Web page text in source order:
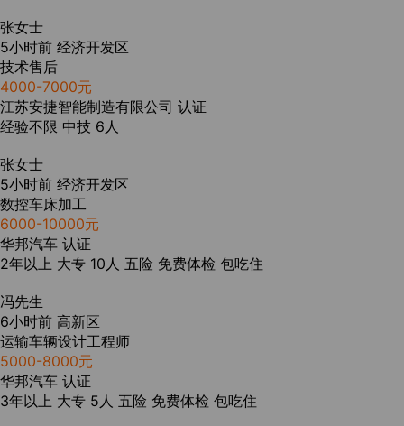
张女士
5小时前 经济开发区
技术售后
4000-7000元
江苏安捷智能制造有限公司 认证
经验不限 中技 6人
张女士
5小时前 经济开发区
数控车床加工
6000-10000元
华邦汽车 认证
2年以上 大专 10人 五险 免费体检 包吃住
冯先生
6小时前 高新区
运输车辆设计工程师
5000-8000元
华邦汽车 认证
3年以上 大专 5人 五险 免费体检 包吃住